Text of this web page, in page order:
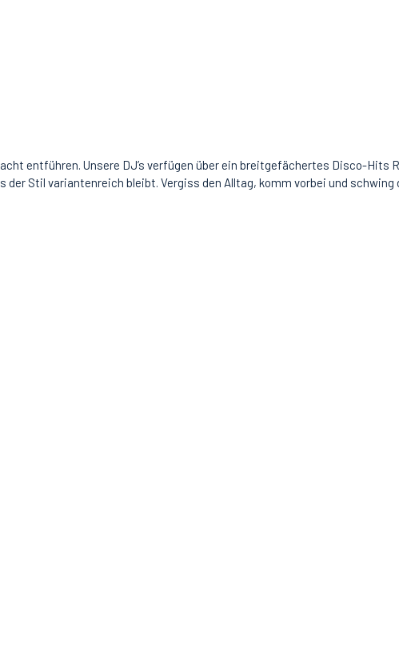
entführen. Unsere DJ’s verfügen über ein breitgefächertes Disco-Hits
der Stil variantenreich bleibt. Vergiss den Alltag, komm vorbei und